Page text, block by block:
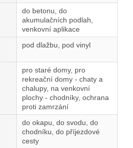
do betonu, do
akumulačních podlah,
venkovní aplikace
pod dlažbu, pod vinyl
pro staré domy, pro
rekreační domy - chaty a
chalupy, na venkovní
plochy - chodníky, ochrana
proti zamrzání
do okapu, do svodu, do
chodníku, do příjezdové
cesty